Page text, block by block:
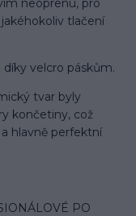
neoprenu, pro
tlačení
velcro páskům.
tvar byly
končetiny, což
hlavně perfektní
PO